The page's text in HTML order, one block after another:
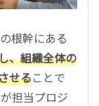
根幹にある
、組織全体の
せることで
担当プロジ